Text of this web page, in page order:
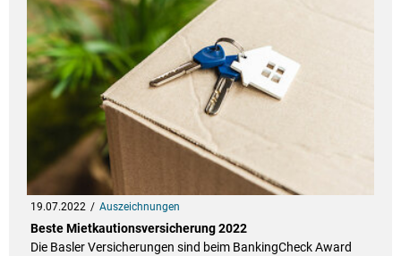
19.07.2022 Auszeichnungen
Beste Mietkautionsversicherung 2022
Die Basler Versicherungen sind beim BankingCheck Award